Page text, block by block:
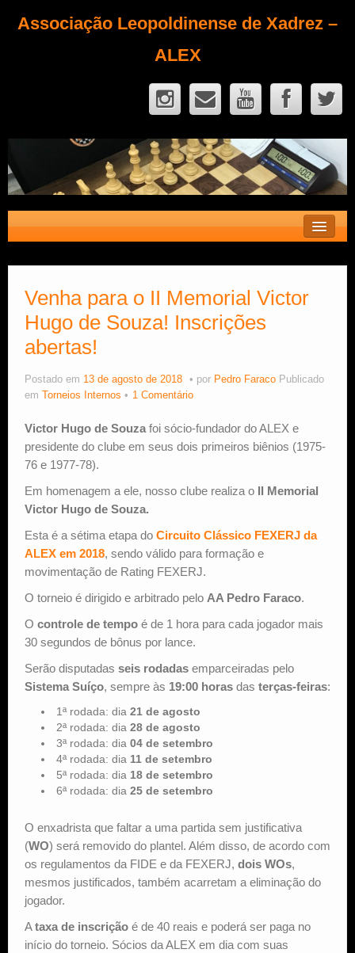
Associação Leopoldinense de Xadrez –
ALEX
Fique Sócio
Quem Somos?
Calendário
Estude Xadrez
Venha para o II Memorial Victor
Hugo de Souza! Inscrições
abertas!
Postado em 13 de agosto de 2018 por Pedro Faraco Publicado
em
Torneios Internos 1 Comentário
Victor Hugo de Souza foi sócio-fundador do ALEX e
presidente do clube em seus dois primeiros biênios (1975-
76 e 1977-78).
Em homenagem a ele, nosso clube realiza o II Memorial
Victor Hugo de Souza.
Esta é a sétima etapa do Circuito Clássico FEXERJ da
ALEX em 2018, sendo válido para formação e
movimentação de Rating FEXERJ.
O torneio é dirigido e arbitrado pelo AA Pedro Faraco.
O controle de tempo é de 1 hora para cada jogador mais
30 segundos de bônus por lance.
Serão disputadas seis rodadas emparceiradas pelo
Sistema Suíço, sempre às 19:00 horas das terças-feiras:
1ª rodada: dia 21 de agosto
2ª rodada: dia 28 de agosto
3ª rodada: dia 04 de setembro
4ª rodada: dia 11 de setembro
5ª rodada: dia 18 de setembro
6ª rodada: dia 25 de setembro
O enxadrista que faltar a uma partida sem justificativa
(WO) será removido do plantel. Além disso, de acordo com
os regulamentos da FIDE e da FEXERJ, dois WOs,
mesmos justificados, também acarretam a eliminação do
jogador.
Ataxa de inscrição é de 40 reais e poderá ser paga no
início do torneio. Sócios da ALEX em dia com suas